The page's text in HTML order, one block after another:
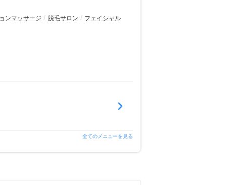
ンマッサージ 脱毛サロン フェイシャル
全てのメニューを見る